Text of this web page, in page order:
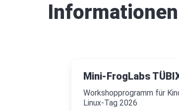
Mini-FrogLabs
Workshopprogramm für
Linux-Tag 2026